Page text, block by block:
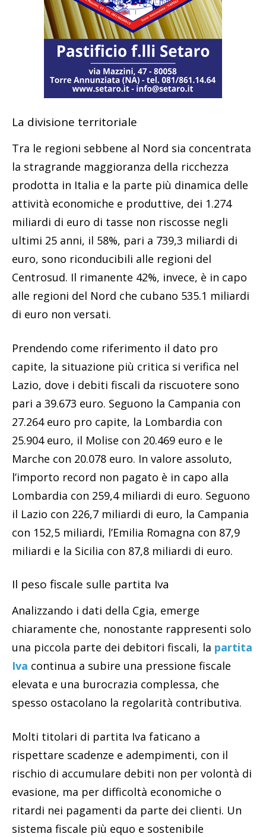
La divisione territoriale
Tra le regioni sebbene al Nord sia concentrata
la stragrande maggioranza della ricchezza
prodotta in Italia e la parte più dinamica delle
attività economiche e produttive, dei 1.274
miliardi di euro di tasse non riscosse negli
ultimi 25 anni, il 58%, pari a 739,3 miliardi di
euro, sono riconducibili alle regioni del
Centrosud. Il rimanente 42%, invece, è in capo
alle regioni del Nord che cubano 535.1 miliardi
di euro non versati.
Prendendo come riferimento il dato pro
capite, la situazione più critica si verifica nel
Lazio, dove i debiti fiscali da riscuotere sono
pari a 39.673 euro. Seguono la Campania con
27.264 euro pro capite, la Lombardia con
25.904 euro, il Molise con 20.469 euro e le
Marche con 20.078 euro. In valore assoluto,
l’importo record non pagato è in capo alla
Lombardia con 259,4 miliardi di euro. Seguono
il Lazio con 226,7 miliardi di euro, la Campania
con 152,5 miliardi, l’Emilia Romagna con 87,9
miliardi e la Sicilia con 87,8 miliardi di euro.
Il peso fiscale sulle partita Iva
Analizzando i dati della Cgia, emerge
chiaramente che, nonostante rappresenti solo
una piccola parte dei debitori fiscali, la partita
Iva continua a subire una pressione fiscale
elevata e una burocrazia complessa, che
spesso ostacolano la regolarità contributiva.
Molti titolari di partita Iva faticano a
rispettare scadenze e adempimenti, con il
rischio di accumulare debiti non per volontà di
evasione, ma per difficoltà economiche o
ritardi nei pagamenti da parte dei clienti. Un
sistema fiscale più equo e sostenibile